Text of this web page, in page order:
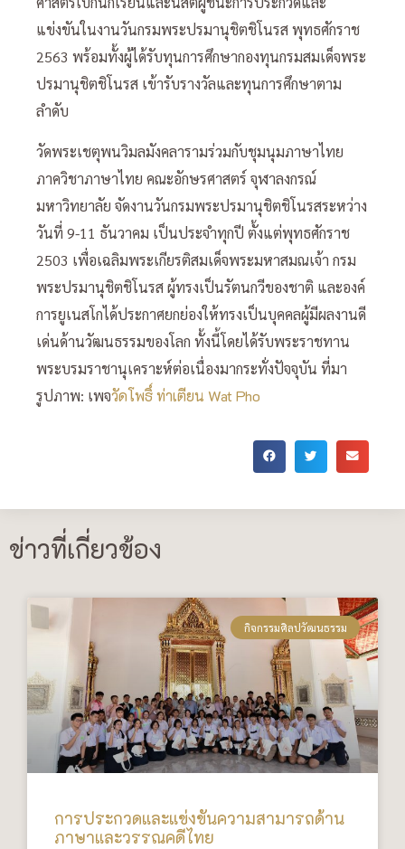
แข่งขันในงานวันกรมพระปรมานุชิตชิโนรส พุทธศักราช
2563 พร้อมทั้งผู้ได้รับทุนการศึกษากองทุนกรมสมเด็จพระ
ปรมานุชิตชิโนรส เข้ารับรางวัลและทุนการศึกษาตาม
ลำดับ
วัดพระเชตุพนวิมลมังคลารามร่วมกับชุมนุมภาษาไทย
ภาควิชาภาษาไทย คณะอักษรศาสตร์ จุฬาลงกรณ์
มหาวิทยาลัย จัดงานวันกรมพระปรมานุชิตชิโนรสระหว่าง
วันที่ 9-11 ธันวาคม เป็นประจำทุกปี ตั้งแต่พุทธศักราช
2503 เพื่อเฉลิมพระเกียรติสมเด็จพระมหาสมณเจ้า กรม
พระปรมานุชิตชิโนรส ผู้ทรงเป็นรัตนกวีของชาติ และองค์
การยูเนสโกได้ประกาศยกย่องให้ทรงเป็นบุคคลผู้มีผลงานดี
เด่นด้านวัฒนธรรมของโลก ทั้งนี้โดยได้รับพระราชทาน
พระบรมราชานุเคราะห์ต่อเนื่องมากระทั่งปัจจุบัน ที่มา
รูปภาพ: เพจวัดโพธิ์ ท่าเตียน Wat Pho
ข่าวที่เกี่ยวข้อง
กิจกรรมศิลปวัฒนธรรม
การประกวดและแข่งขันความสามารถด้าน
ภาษาและวรรณคดีไทย